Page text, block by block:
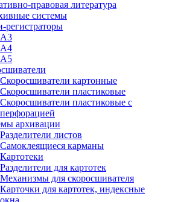
правовая литература
системы
регистраторы
А3
А4
А5
Скоросшиватели картонные
Скоросшиватели пластиковые
Скоросшиватели пластиковые с
перфорацией
архивации
Разделители листов
Самоклеящиеся карманы
Картотеки
Разделители для картотек
Механизмы для скоросшивателя
Карточки для картотек, индексные